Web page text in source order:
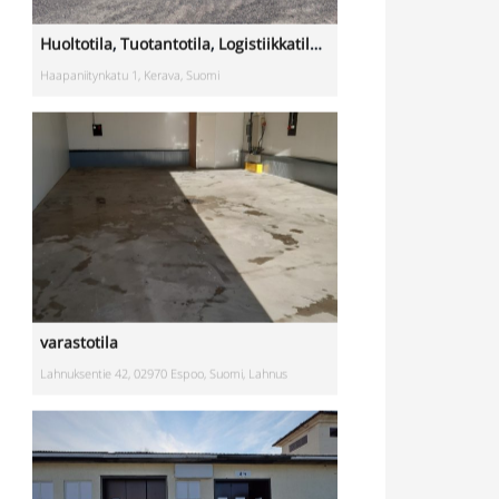
varastotila
Lahnuksentie 42, 02970 Espoo, Suomi, Lahnus